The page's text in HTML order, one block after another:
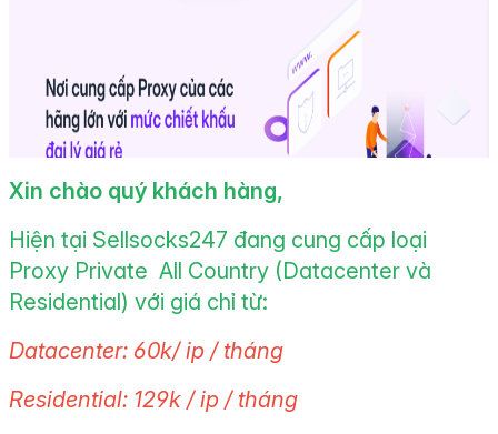
Xin chào quý khách hàng,
Hiện tại Sellsocks247 đang cung cấp loại
Proxy Private All Country (Datacenter và
Residential) với giá chỉ từ:
Datacenter: 60k/ ip / tháng
Residential: 129k / ip / tháng